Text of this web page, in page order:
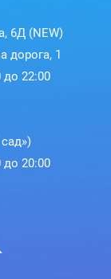
6Д (NEW)
дорога, 1
22:00
20:00